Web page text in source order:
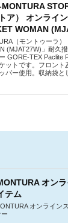
MONTURA
ア） オンライ
WOMAN
（モントゥーラ）
(MJAT27W)」耐久
GORE-TEX Paclite
ットです。フロント
パー使用。収納袋と
オン
テム
オンライン
ー